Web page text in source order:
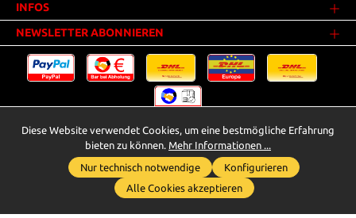
INFOS
NEWSLETTER ABONNIEREN
* Alle Preise inkl. gesetzl. Mehrwertsteuer zzgl.Versandkosten
Innerhalb Deutschlands - Versandkostenfrei ab 25,00 Euro Warenwert.
** Der Verkauf unterliegt der Differenzbesteuerung gem. § 25a UStG
(Gebrauchtgegenstände/Sonderregelung). Ein gesonderter Ausweis der
Umsatzsteuer bei gebrauchten oder wiederaufbereiteten Gegenständen
Whatsapp für Anfragen
Diese Website verwendet Cookies, um eine bestmögliche Erfahrung
bieten zu können. Mehr Informationen ...
Nur technisch notwendige
Konfigurieren
Alle Cookies akzeptieren